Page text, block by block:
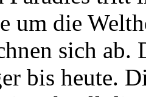
um die
sich
bis heute.